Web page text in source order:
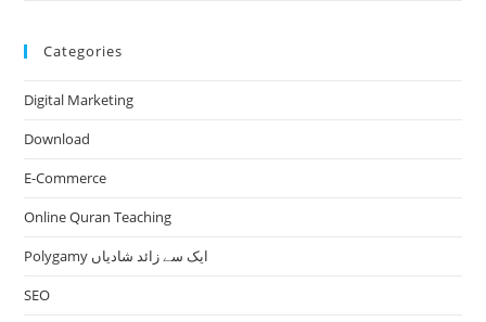
Categories
Digital Marketing
Download
E-Commerce
Online Quran Teaching
Polygamy ایک سے زائد شادیاں
SEO